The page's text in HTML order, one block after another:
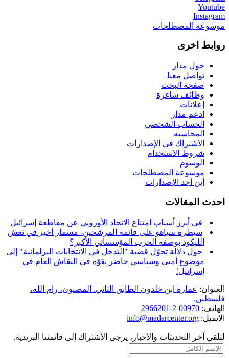
Youtube
Instagram
موسوعة المصطلحات
روابط اخرى
حول مدار
تواصل معنا
صفحة البحث
وظائف شاغرة
إعلانات
ادعم مدار
الحساب الشخصي
المحاسبه
الاشتراك في الإصدارات
شروط الاستخدام
الوسوم
موسوعة المصطلحات
أين أجد الإصدارات
احدث المقالات
في أبرز أسباب امتناع الاتحاد الأوروبي عن مقاطعة إسرائيل
سيطرة نتنياهو على قائمة المرشحين- مسمار أخير في نعش
الليكود بوصفه الحزب المؤسساتي الأكبر؟
حول دلالة تحوّل قضية "التدخل في الانتخابات البرلمانية" إلى
موضوع أمني وسياسي حاضر بقوّة في النقاش العام في
إسرائيل!
العنوان: عمارة ابن خلدون الطابق الثاني. المصيون، رام الله،
فلسطين.
الهاتف: 00970-2-2966201
الايميل: info@madarcenter.org
لتلقي آخر التحديثات والأخبار، يرجى الأشتراك إلى قائمتنا البريدية.